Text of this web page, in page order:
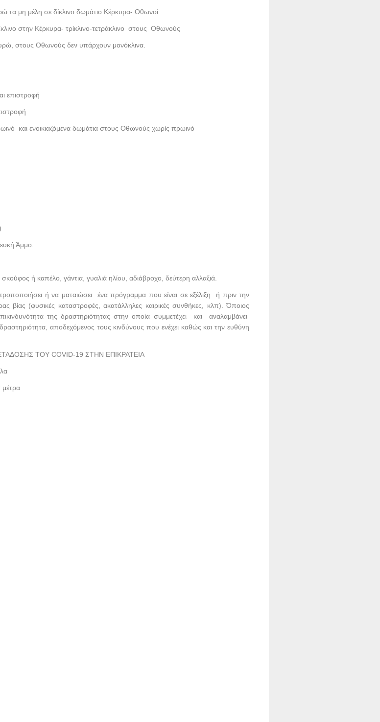
μη μέλη σε δίκλινο δωμάτιο Κέρκυρα- Οθωνοί
στην Κέρκυρα- τρίκλινο-τετράκλινο στους Οθωνούς
στους Οθωνούς δεν υπάρχουν μονόκλινα.
επιστροφή
και ενοικιαζόμενα δωμάτια στους Οθωνούς χωρίς πρωινό
Άμμο.
ή καπέλο, γάντια, γυαλιά ηλίου, αδιάβροχο, δεύτερη αλλαξιά.
ή να ματαιώσει ένα πρόγραμμα που είναι σε εξέλιξη ή πριν την
βίας (φυσικές καταστροφές, ακατάλληλες καιρικές συνθήκες, κλπ). Όποιος
της δραστηριότητας στην οποία συμμετέχει και αναλαμβάνει
αποδεχόμενος τους κινδύνους που ενέχει καθώς και την ευθύνη
ΤΟΥ COVID-19 ΣΤΗΝ ΕΠΙΚΡΑΤΕΙΑ
μέτρα